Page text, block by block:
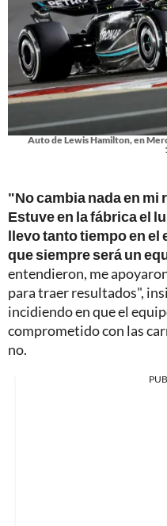
Auto de Lewis Hamilton, en
"No cambia nada en mi
Estuve en la fábrica el
llevo tanto tiempo en el
que siempre será un
entendieron, me
para traer resultados",
incidiendo en que el
comprometido con las
no.